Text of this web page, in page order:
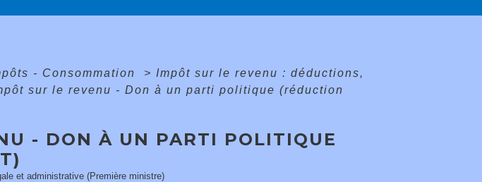
- Consommation > Impôt sur le revenu : déductions,
sur le revenu - Don à un parti politique (réduction
- DON À UN PARTI POLITIQUE
et administrative (Première ministre)